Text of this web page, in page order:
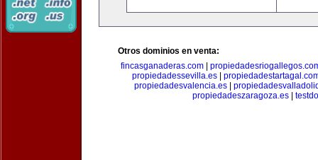
Otros dominios en venta:
fincasganaderas.com
propiedadessevilla.es
propiedadesvalencia.es|
propiedadeszaragoza.es|